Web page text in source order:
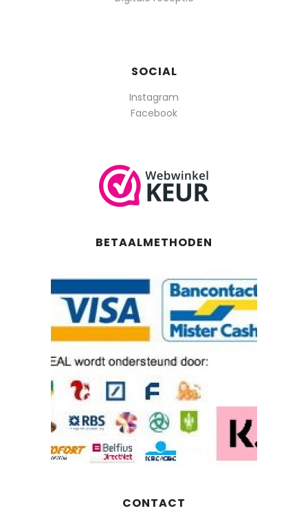
SOCIAL
Instagram
Facebook
BETAALMETHODEN
CONTACT